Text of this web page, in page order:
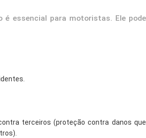
é essencial para motoristas. Ele pode
terceiros (proteção contra danos que